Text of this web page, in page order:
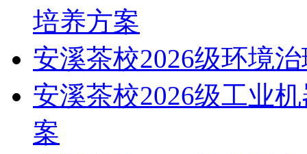
培养方案
安溪茶校2026级环境
安溪茶校2026级工业
案